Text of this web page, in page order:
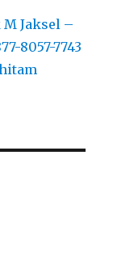
M Jaksel –
8057-7743